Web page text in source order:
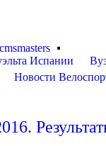
cmsmasters
Испании
Новости